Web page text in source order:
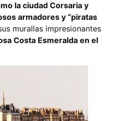
la ciudad Corsaria y
armadores y “piratas
murallas impresionantes
Costa Esmeralda en el